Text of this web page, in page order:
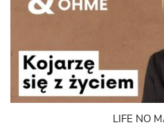
LIFE NO